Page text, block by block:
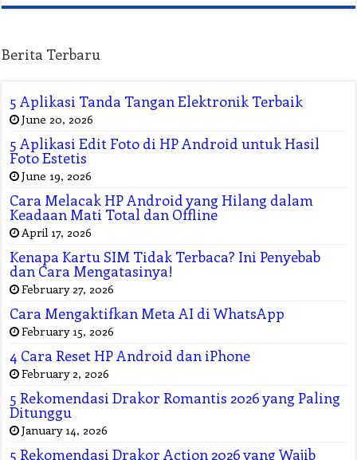
Berita Terbaru
5 Aplikasi Tanda Tangan Elektronik Terbaik
June 20, 2026
5 Aplikasi Edit Foto di HP Android untuk Hasil
Foto Estetis
June 19, 2026
Cara Melacak HP Android yang Hilang dalam
Keadaan Mati Total dan Offline
April 17, 2026
Kenapa Kartu SIM Tidak Terbaca? Ini Penyebab
dan Cara Mengatasinya!
February 27, 2026
Cara Mengaktifkan Meta AI di WhatsApp
February 15, 2026
4 Cara Reset HP Android dan iPhone
February 2, 2026
5 Rekomendasi Drakor Romantis 2026 yang Paling
Ditunggu
January 14, 2026
5 Rekomendasi Drakor Action 2026 yang Wajib